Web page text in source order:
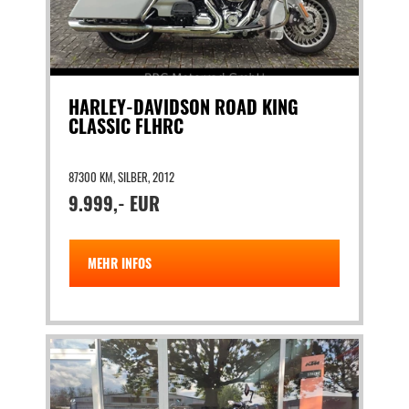
HARLEY-DAVIDSON ROAD KING
CLASSIC FLHRC
87300 KM, SILBER, 2012
9.999,- EUR
MEHR INFOS